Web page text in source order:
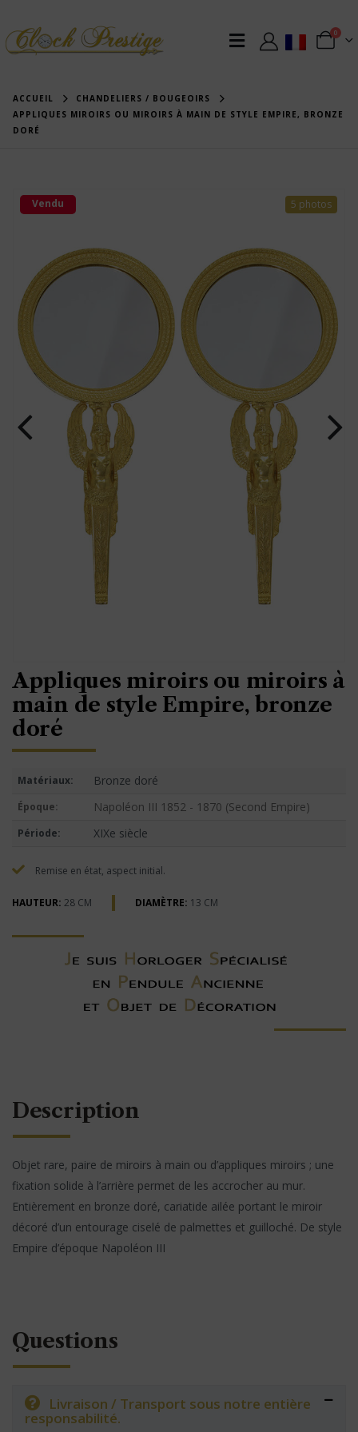
0
ACCUEIL
CHANDELIERS / BOUGEOIRS
APPLIQUES MIROIRS OU MIROIRS À MAIN DE STYLE EMPIRE, BRONZE
DORÉ
5 photos
Vendu
Appliques miroirs ou miroirs à
main de style Empire, bronze
doré
Matériaux: Bronze doré
Époque: Napoléon III 1852 - 1870 (Second Empire)
Période: XIXe siècle
Remise en état, aspect initial.
HAUTEUR: 28 CM DIAMÈTRE: 13 CM
Description
Objet rare, paire de miroirs à main ou d’appliques miroirs ; une
fixation solide à l’arrière permet de les accrocher au mur.
Entièrement en bronze doré, cariatide ailée portant le miroir
décoré d’un entourage ciselé de palmettes et guilloché. De style
Empire d’époque Napoléon III
Questions
Livraison / Transport sous notre entière
responsabilité.